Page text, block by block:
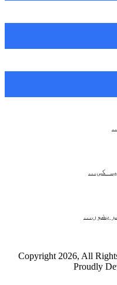
کی…
Copyright 2026, All
Proudly